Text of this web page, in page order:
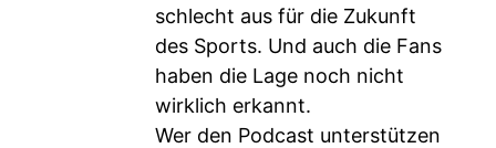
schlecht aus für die Zukunft
des Sports. Und auch die Fans
haben die Lage noch nicht
wirklich erkannt.
Wer den Podcast unterstützen